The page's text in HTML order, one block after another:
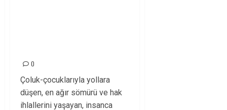
0
Çoluk-çocuklarıyla yollara
düşen, en ağır sömürü ve hak
ihlallerini yaşayan, insanca